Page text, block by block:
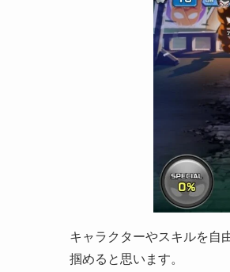
キャラクターやスキルを自
掴めると思います。